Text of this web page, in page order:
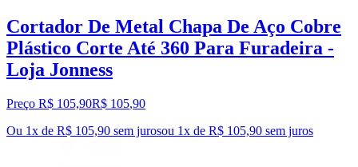
Cortador De Metal Chapa De Aço Cobre
Plástico Corte Até 360 Para Furadeira -
Loja Jonness
Preço R$ 105,90R$ 105,90
Ou 1x de R$ 105,90 sem jurosou 1x de R$ 105,90 sem juros